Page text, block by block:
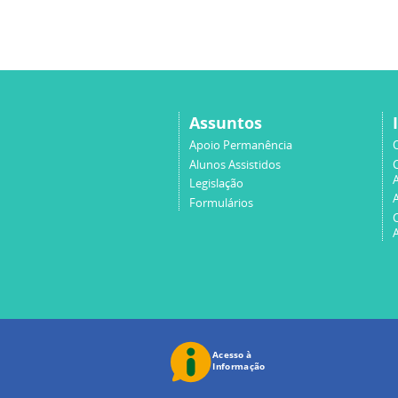
Assuntos
Apoio Permanência
Alunos Assistidos
Legislação
Formulários